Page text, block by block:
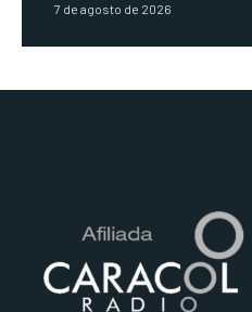
7 de agosto de 2026